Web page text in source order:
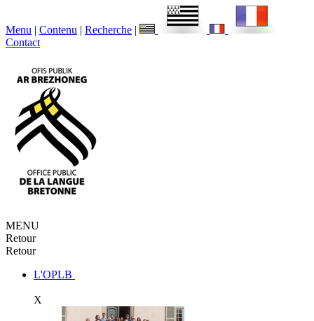
Menu | Contenu | Recherche |
Contact
MENU
Retour
Retour
L'OPLB
X